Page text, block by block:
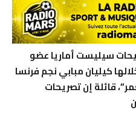
سيليست أماريا عضو
كيليان مبابي نجم فرنسا
قائلة إن تصريحات